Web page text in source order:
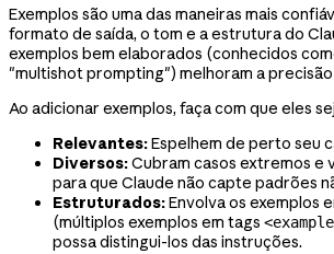
Exemplos são uma das maneiras mais
formato de saída, o tom e a estrutura do
exemplos bem elaborados (conhecidos
"multishot prompting") melhoram a
Ao adicionar exemplos, faça com que eles
Relevantes:Espelhem de perto seu
Diversos:Cubram casos extremos e
para que Claude não capte padrões
Estruturados:Envolva os exemplos
(múltiplos exemplos em tags
possa distingui-los das instruções.